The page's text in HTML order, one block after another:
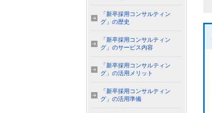
「新卒採用コンサルティン
グ」の歴史
「新卒採用コンサルティン
グ」のサービス内容
「新卒採用コンサルティン
グ」の活用メリット
「新卒採用コンサルティン
グ」の活用準備